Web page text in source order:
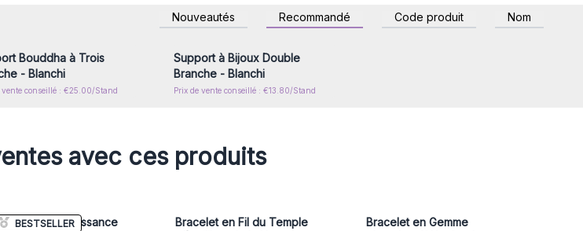
Nouveautés Recommandé Code produit Nom
Bouddha à Trois
- Blanchi
vente conseillé : €25.00/Stand
Connectez-vous ou inscrivez-
vous pour accéder aux prix de
gros
Support à Bijoux Double
Branche - Blanchi
Prix de vente conseillé : €13.80/Stand
avec ces produits
BESTSELLERde Puissance
Bracelet en Fil du Temple
Bracelet en Gemme